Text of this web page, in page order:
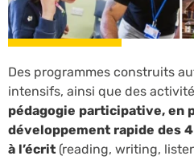
Des programmes construits
intensifs, ainsi que des
pédagogie participative, en
développement rapide des
à l’écrit (reading, writing,